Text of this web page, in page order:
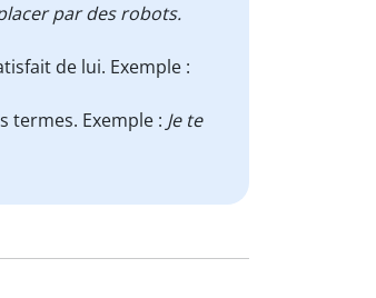
par des robots.
de lui. Exemple :
termes. Exemple : Je te